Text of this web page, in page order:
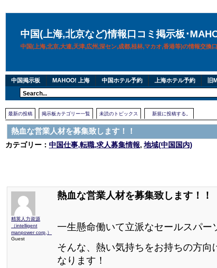
中国(上海,北京など)情報口コミ掲示板･
中国(上海,北京,大連,天津,広州,深セン,成都,桂林,マカオ,香港等)の情報交換
中国掲示板 MAHOO! 上海 中国ホテル予約 上海ホテル予約 旧
最新の投稿 掲示板カテゴリー一覧 未読のトピックス 新規に投稿する。
熱血な営業人材を募集致します！！
カテゴリー： 中国仕事,転職,求人募集情報,地域(中国国内)
精英人力資源
（intelligent
manpower corp,）
Guest
熱血な営業人材を募集致します！！
一生懸命働いて立派なセールスパー
そんな、熱い気持ちをお持ちの方向
なります！